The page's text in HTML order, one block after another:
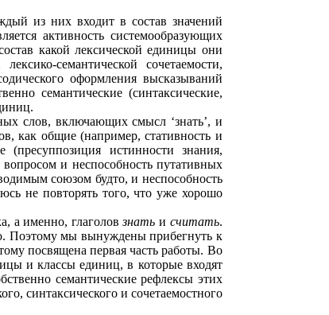
из них входит в состав значений
активность системообразующих
какой лексической единицы они
семантической сочетаемости,
оформления высказываний
семантические (синтаксические,
слов, включающих смысл ‘знать’, и
как общие (например, стативность и
(пресуппозиция истинности знания,
и неспособность путативных
союзом будто, и неспособность
не повторять того, что уже хорошо
а именно, глаголовзнать и считать.
Поэтому мы вынуждены прибегнуть к
посвящена первая часть работы. Во
и классы единиц, в которые входят
семантические рефлексы этих
синтаксического и сочетаемостного